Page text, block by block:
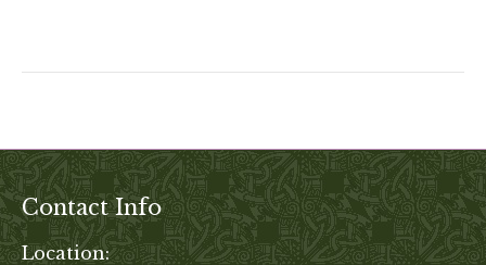
Contact Info
Location: